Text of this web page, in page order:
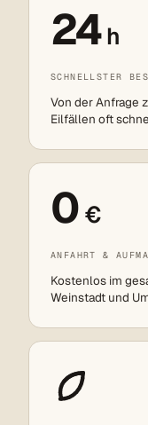
24h
SCHNELLSTER
Von der Anfrage
Eilfällen oft
0 €
ANFAHRT &
Kostenlos im
Weinstadt und